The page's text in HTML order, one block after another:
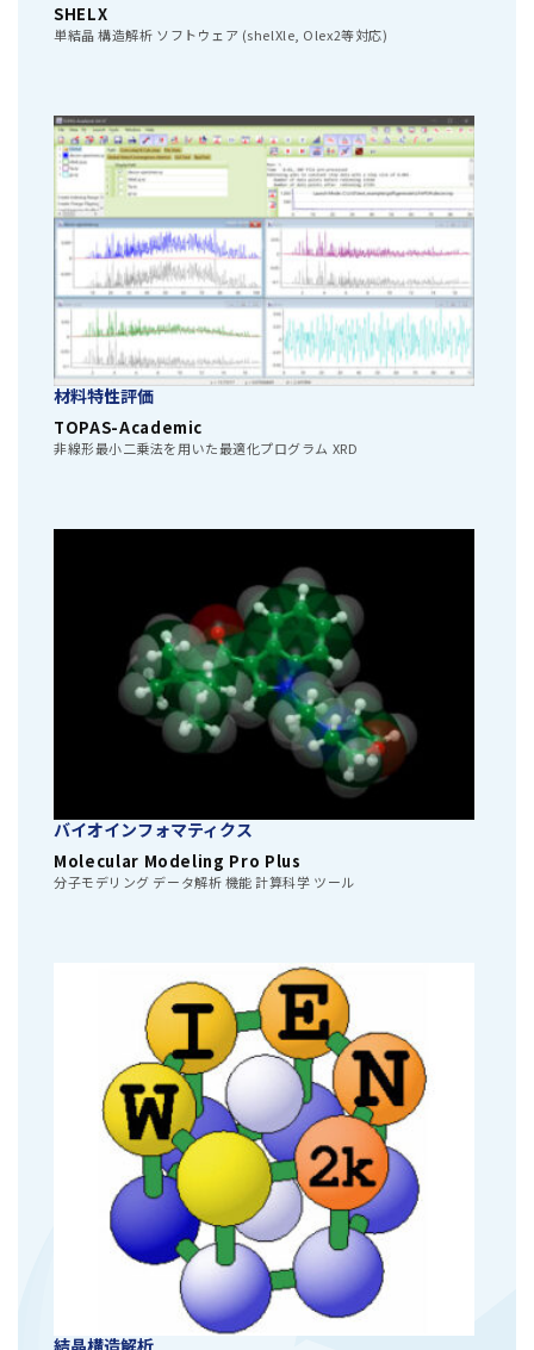
SHELX
単結晶 構造解析 ソフトウェア (shelXle, Olex2等対応)
材料特性評価
TOPAS-Academic
非線形最小二乗法を用いた最適化プログラム XRD
バイオインフォマティクス
Molecular Modeling Pro Plus
分子モデリング データ解析 機能 計算科学 ツール